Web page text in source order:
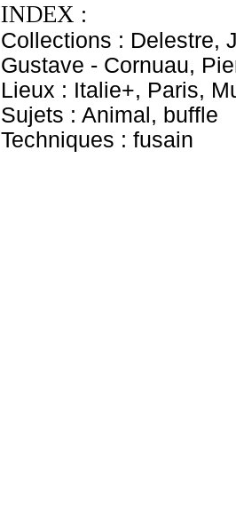
INDEX :
Collections : Delestre,
Gustave - Cornuau,
Lieux : Italie+, Paris,
Sujets : Animal, buffle
Techniques : fusain